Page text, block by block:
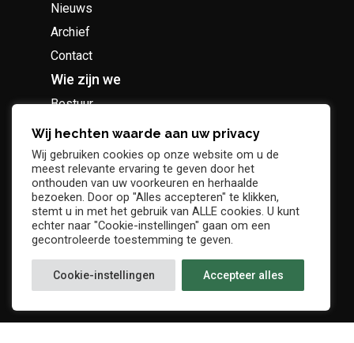
Nieuws
Archief
Contact
Wie zijn we
Bestuur
Geschiedenis
Supportersclub
Socio Business Club
Wij hechten waarde aan uw privacy
Wij gebruiken cookies op onze website om u de
meest relevante ervaring te geven door het
onthouden van uw voorkeuren en herhaalde
bezoeken. Door op "Alles accepteren" te klikken,
stemt u in met het gebruik van ALLE cookies. U kunt
echter naar "Cookie-instellingen" gaan om een
gecontroleerde toestemming te geven.
Cookie-instellingen Accepteer alles